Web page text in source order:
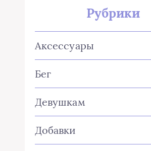
Рубрики
Аксессуары
Бег
Девушкам
Добавки